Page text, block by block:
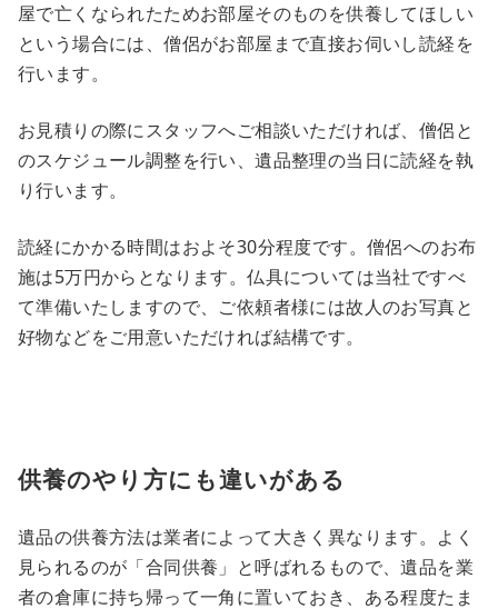
屋で亡くなられたためお部屋そのものを供養してほしい
という場合には、僧侶がお部屋まで直接お伺いし読経を
行います。
お見積りの際にスタッフへご相談いただければ、僧侶と
のスケジュール調整を行い、遺品整理の当日に読経を執
り行います。
読経にかかる時間はおよそ30分程度です。僧侶へのお布
施は5万円からとなります。仏具については当社ですべ
て準備いたしますので、ご依頼者様には故人のお写真と
好物などをご用意いただければ結構です。
供養のやり方にも違いがある
遺品の供養方法は業者によって大きく異なります。よく
見られるのが「合同供養」と呼ばれるもので、遺品を業
者の倉庫に持ち帰って一角に置いておき、ある程度たま